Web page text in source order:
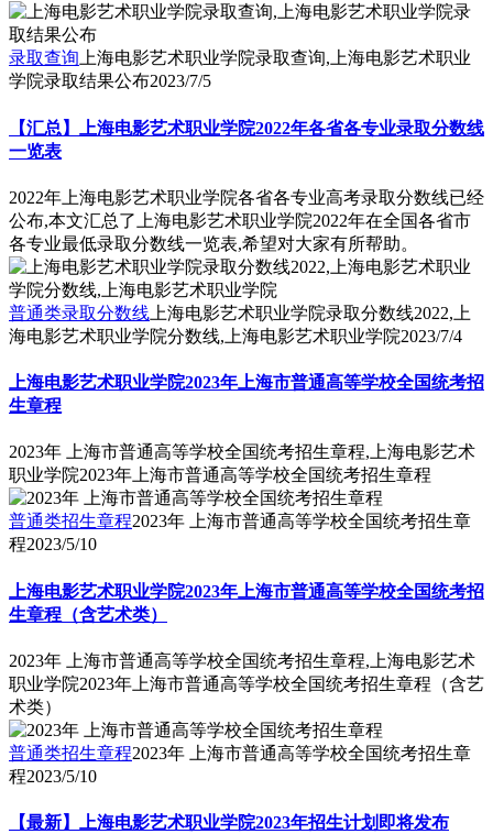
录取查询 上海电影艺术职业学院录取查询,上海电影艺术职业
学院录取结果公布2023/7/5
【汇总】上海电影艺术职业学院2022年各省各专业录取分数线
一览表
2022年上海电影艺术职业学院各省各专业高考录取分数线已经
公布,本文汇总了上海电影艺术职业学院2022年在全国各省市
各专业最低录取分数线一览表,希望对大家有所帮助。
普通类录取分数线 上海电影艺术职业学院录取分数线2022,上
海电影艺术职业学院分数线,上海电影艺术职业学院2023/7/4
上海电影艺术职业学院2023年上海市普通高等学校全国统考招
生章程
2023年 上海市普通高等学校全国统考招生章程,上海电影艺术
职业学院2023年上海市普通高等学校全国统考招生章程
普通类招生章程2023年 上海市普通高等学校全国统考招生章
程2023/5/10
上海电影艺术职业学院2023年上海市普通高等学校全国统考招
生章程（含艺术类）
2023年 上海市普通高等学校全国统考招生章程,上海电影艺术
职业学院2023年上海市普通高等学校全国统考招生章程（含艺
术类）
普通类招生章程2023年 上海市普通高等学校全国统考招生章
程2023/5/10
【最新】上海电影艺术职业学院2023年招生计划即将发布